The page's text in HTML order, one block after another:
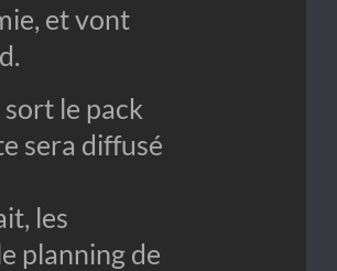
et vont
sort le pack
sera diffusé
les
planning de